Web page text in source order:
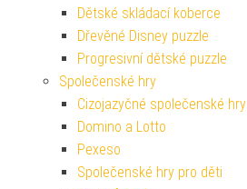
Dětské skládací koberce
Dřevěné Disney puzzle
Progresivní dětské puzzle
Společenské hry
Cizojazyčné společenské hry
Domino a Lotto
Pexeso
Společenské hry pro děti